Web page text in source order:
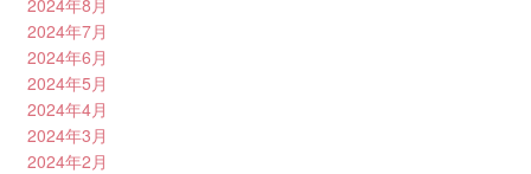
2024年8月
2024年7月
2024年6月
2024年5月
2024年4月
2024年3月
2024年2月